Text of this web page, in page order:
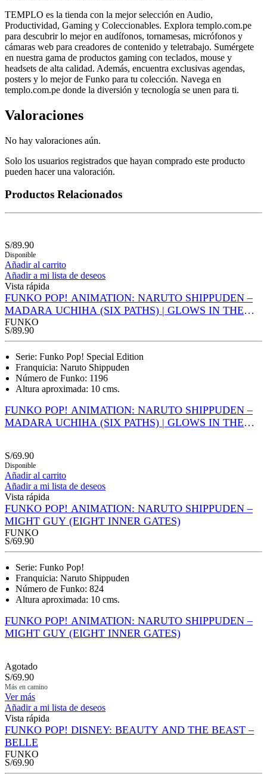
TEMPLO es la tienda con la mejor selección en Audio,
Productividad, Gaming y Coleccionables. Explora templo.com.pe
para descubrir lo mejor en audífonos, tornamesas, micrófonos y
cámaras web para creadores de contenido y teletrabajo. Sumérgete
en nuestra gama de productos gaming con teclados, mouse y
headsets de alta calidad. Además, encuentra exclusivas agendas,
posters y lo mejor de Funko para tu colección. Navega en
templo.com.pe donde la diversión y tecnología se unen para ti.
Valoraciones
No hay valoraciones aún.
Solo los usuarios registrados que hayan comprado este producto
pueden hacer una valoración.
Productos Relacionados
S/89.90
Disponible
Añadir al carrito
Añadir a mi lista de deseos
Vista rápida
FUNKO POP! ANIMATION: NARUTO SHIPPUDEN –
MADARA UCHIHA (SIX PATHS) | GLOWS IN THE
DARK (SPECIAL EDITION)
FUNKO
S/89.90
Serie: Funko Pop! Special Edition
Franquicia: Naruto Shippuden
Número de Funko: 1196
Altura aproximada: 10 cms.
FUNKO POP! ANIMATION: NARUTO SHIPPUDEN –
MADARA UCHIHA (SIX PATHS) | GLOWS IN THE
S/69.90
Disponible
Añadir al carrito
Añadir a mi lista de deseos
Vista rápida
FUNKO POP! ANIMATION: NARUTO SHIPPUDEN –
MIGHT GUY (EIGHT INNER GATES)
FUNKO
S/69.90
Serie: Funko Pop!
Franquicia: Naruto Shippuden
Número de Funko: 824
Altura aproximada: 10 cms.
FUNKO POP! ANIMATION: NARUTO SHIPPUDEN –
MIGHT GUY (EIGHT INNER GATES)
Agotado
S/69.90
Más en camino
Ver más
Añadir a mi lista de deseos
Vista rápida
FUNKO POP! DISNEY: BEAUTY AND THE BEAST –
BELLE
FUNKO
S/69.90